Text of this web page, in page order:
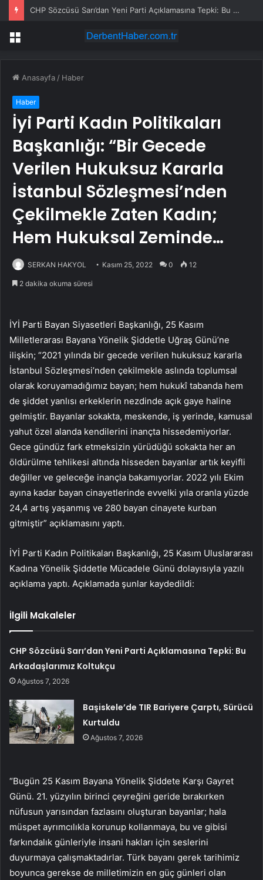
CHP Sözcüsü Sarı’dan Yeni Parti Açıklamasına Tepki: Bu Arkadaşlarımız Koltukçu
Menü
Anasayfa / Haber
Haber
İyi Parti Kadın Politikaları
Başkanlığı: “Bir Gecede
Verilen Hukuksuz Kararla
İstanbul Sözleşmesi’nden
Çekilmekle Zaten Kadın;
Hem Hukuksal Zeminde…
SERKAN HAKYOL Kasım 25, 2022 0 12
2 dakika okuma süresi
İYİ Parti Bayan Siyasetleri Başkanlığı, 25 Kasım
Milletlerarası Bayana Yönelik Şiddetle Uğraş Günü’ne
ilişkin; “2021 yılında bir gecede verilen hukuksuz kararla
İstanbul Sözleşmesi’nden çekilmekle aslında toplumsal
olarak koruyamadığımız bayan; hem hukukî tabanda hem
de şiddet yanlısı erkeklerin nezdinde açık gaye haline
gelmiştir. Bayanlar sokakta, meskende, iş yerinde, kamusal
yahut özel alanda kendilerini inançta hissedemiyorlar.
Gece gündüz fark etmeksizin yürüdüğü sokakta her an
öldürülme tehlikesi altında hisseden bayanlar artık keyifli
değiller ve geleceğe inançla bakamıyorlar. 2022 yılı Ekim
ayına kadar bayan cinayetlerinde evvelki yıla oranla yüzde
24,4 artış yaşanmış ve 280 bayan cinayete kurban
gitmiştir” açıklamasını yaptı.
İYİ Parti Kadın Politikaları Başkanlığı, 25 Kasım Uluslararası
Kadına Yönelik Şiddetle Mücadele Günü dolayısıyla yazılı
açıklama yaptı. Açıklamada şunlar kaydedildi:
İlgili Makaleler
CHP Sözcüsü Sarı’dan Yeni Parti Açıklamasına Tepki: Bu
Arkadaşlarımız Koltukçu
Ağustos 7, 2026
Başiskele’de TIR Bariyere Çarptı, Sürücü
Kurtuldu
Ağustos 7, 2026
“Bugün 25 Kasım Bayana Yönelik Şiddete Karşı Gayret
Günü. 21. yüzyılın birinci çeyreğini geride bırakırken
nüfusun yarısından fazlasını oluşturan bayanlar; hala
müspet ayrımcılıkla korunup kollanmaya, bu ve gibisi
farkındalık günleriyle insani hakları için seslerini
duyurmaya çalışmaktadırlar. Türk bayanı gerek tarihimiz
boyunca gerekse de milletimizin en güç günleri olan